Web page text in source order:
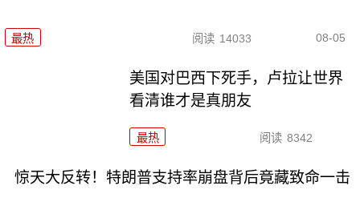
最热 阅读 14033 08-05
美国对巴西下死手，卢拉让世界
看清谁才是真朋友
最热 阅读 8342
惊天大反转！特朗普支持率崩盘背后竟藏致命一击